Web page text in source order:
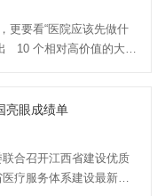
更要看“医院应该先做什
10 个相对高价值的大模
亮眼成绩单
合召开江西省建设优质
疗服务体系建设最新成